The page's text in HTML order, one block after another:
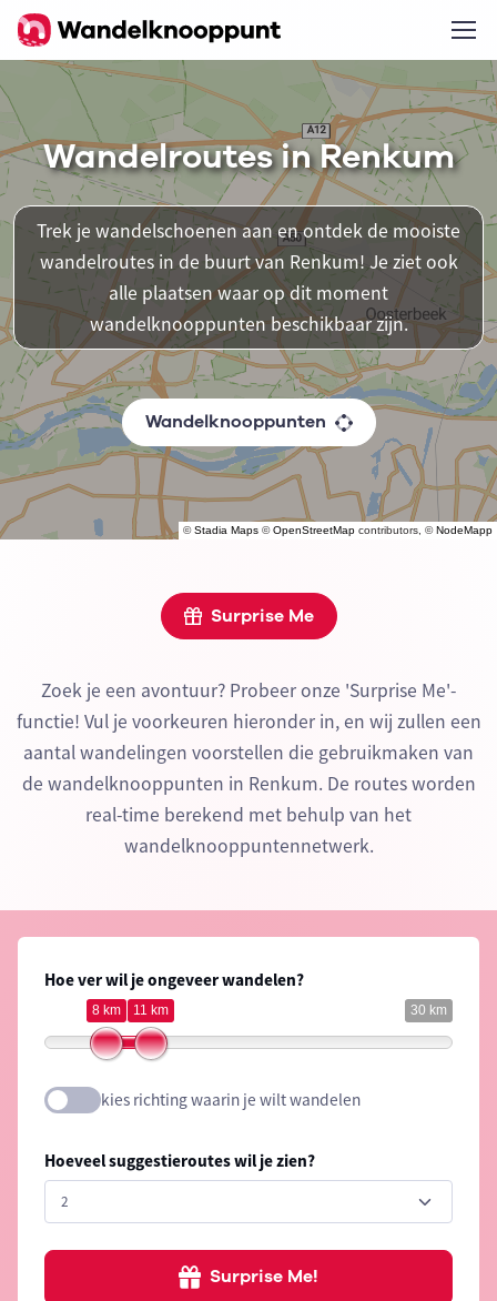
©Stadia Maps ©OpenStreetMap contributors, ©NodeMapp
Wandelroutes in Renkum
Trek je wandelschoenen aan en ontdek de mooiste
wandelroutes in de buurt van Renkum! Je ziet ook
alle plaatsen waar op dit moment
wandelknooppunten beschikbaar zijn.
Wandelknooppunten
Surprise Me
Zoek je een avontuur? Probeer onze 'Surprise Me'-
functie! Vul je voorkeuren hieronder in, en wij zullen een
aantal wandelingen voorstellen die gebruikmaken van
de wandelknooppunten in Renkum. De routes worden
real-time berekend met behulp van het
wandelknooppuntennetwerk.
Hoe ver wil je ongeveer wandelen?
30 km
8 km 11 km
kies richting waarin je wilt wandelen
Hoeveel suggestieroutes wil je zien?
Surprise Me!